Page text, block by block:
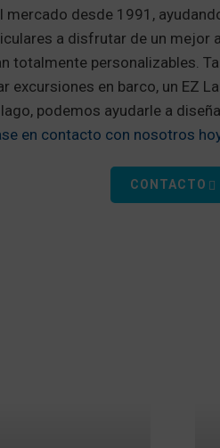
mercado desde 1991,
a disfrutar de un
totalmente personalizables.
excursiones en barco, un EZ
podemos ayudarle a
en contacto con nosotros
CONTACTO